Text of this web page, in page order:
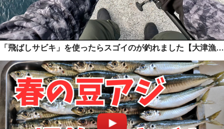
「飛ばしサビキ」を使ったらスゴイのが釣れました【大津漁港】